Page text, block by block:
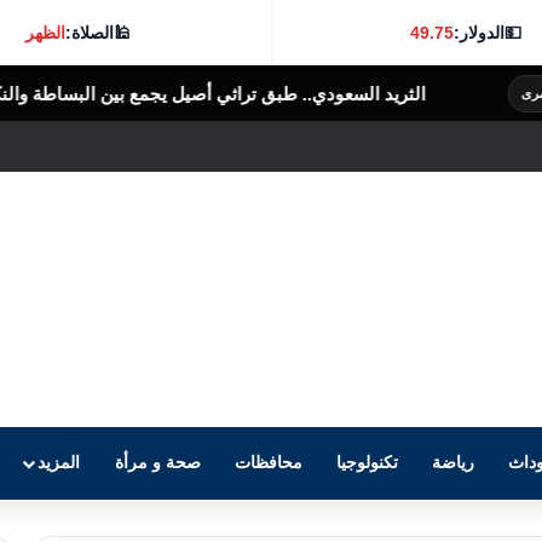
💵الدولار:49.75
🕌الصلاة:الظهر
طبق تراثي أصيل يجمع بين البساطة والنكهة الغنية الرأى العام المصرى
رياضة تكنولوجيا محافظات صحة و مرأة المزيد